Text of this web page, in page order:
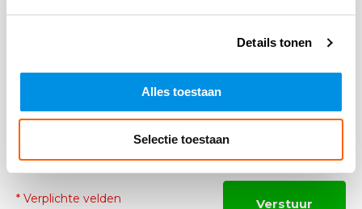
Details tonen
Alles toestaan
Selectie toestaan
* Verplichte velden Verstuur